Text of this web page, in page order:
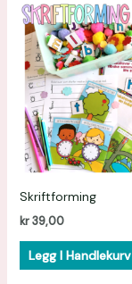
Skriftforming
kr39,00
Legg I Handlekurv